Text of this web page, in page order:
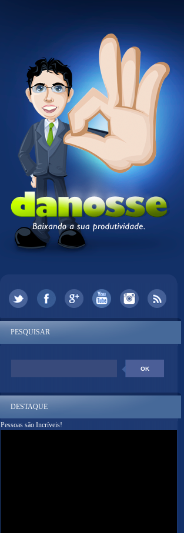
PESQUISAR
DESTAQUE
Pessoas são Incríveis!